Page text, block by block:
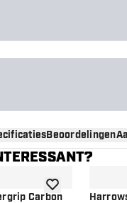
Beoordelingen
Carbon
toevoegen aan